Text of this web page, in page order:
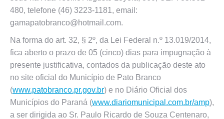
480, telefone (46) 3223-1181, email:
gamapatobranco@hotmail.com.
Na forma do art. 32, § 2º, da Lei Federal n.º 13.019/2014,
fica aberto o prazo de 05 (cinco) dias para impugnação à
presente justificativa, contados da publicação deste ato
no site oficial do Município de Pato Branco
(www.patobranco.pr.gov.br) e no Diário Oficial dos
Municípios do Paraná (www.diariomunicipal.com.br/amp),
a ser dirigida ao Sr. Paulo Ricardo de Souza Centenaro,